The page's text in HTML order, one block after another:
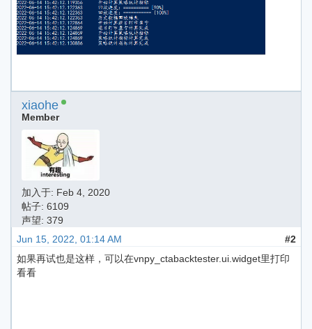
xiaohe
Member
加入于: Feb 4, 2020
帖子: 6109
声望: 379
Jun 15, 2022, 01:14 AM
#2
如果再试也是这样，可以在vnpy_ctabacktester.ui.widget里打印
看看